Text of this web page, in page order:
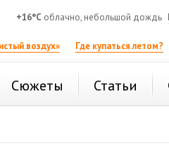
+16°C облачно, небольшой дождь
воздух» Где купаться летом?
Сюжеты Статьи